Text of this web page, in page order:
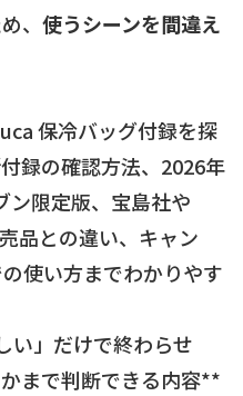
、 使うシーンを間違え
保冷バッグ付録を探
録の確認方法、2026年
ン限定版、宝島社や
品との違い、キャン
使い方までわかりやす
い」だけで終わらせ
まで判断できる内容**